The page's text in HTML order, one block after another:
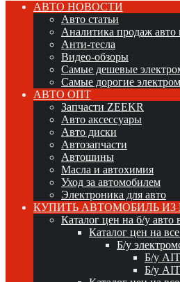
АВТО НОВОСТИ
Авто статьи
Аналитика продаж авто
Анти-тесла
Видео-обзоры
Самые дешевые
Самые дорогие
АВТО ОПТ
Запчасти ZEEKR
Авто аксессуары
Авто диски
Автозапчасти
Автошины
Масла и автохимия
Уход за автомобилем
Электроника для авто
КУПИТЬ АВТОМОБИЛЬ ИЗ
Каталог цен на б/у авто
Каталог цен на
Б/у
Б/у
Б/у